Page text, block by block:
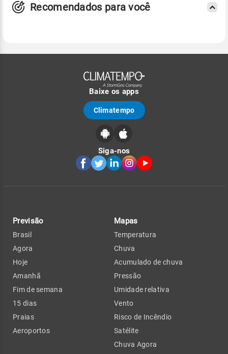
Recomendados para você
Baixe os apps
Climatempo
Siga-nos
Previsão
Brasil
Agora
Hoje
Amanhã
Fim de semana
15 dias
Praias
Aeroportos
Mapas
Temperatura
Chuva
Acumulado de chuva
Pressão
Umidade relativa
Vento
Risco de Incêndio
Satélite
Chuva Agora